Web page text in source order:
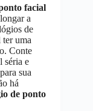
facial
a
de
ter uma
Conte
séria e
sua
há
de ponto